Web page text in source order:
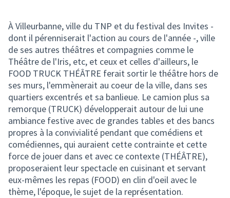
À Villeurbanne, ville du TNP et du festival des Invites -
dont il pérenniserait l'action au cours de l'année -, ville
de ses autres théâtres et compagnies comme le
Théâtre de l'Iris, etc, et ceux et celles d'ailleurs, le
FOOD TRUCK THÉÂTRE ferait sortir le théâtre hors de
ses murs, l'emmènerait au coeur de la ville, dans ses
quartiers excentrés et sa banlieue. Le camion plus sa
remorque (TRUCK) développerait autour de lui une
ambiance festive avec de grandes tables et des bancs
propres à la convivialité pendant que comédiens et
comédiennes, qui auraient cette contrainte et cette
force de jouer dans et avec ce contexte (THÉÂTRE),
proposeraient leur spectacle en cuisinant et servant
eux-mêmes les repas (FOOD) en clin d'oeil avec le
thème, l'époque, le sujet de la représentation.